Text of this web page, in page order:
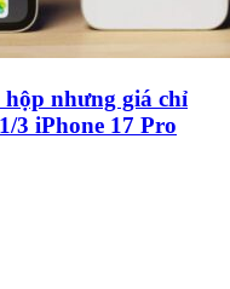
hộp nhưng giá chỉ
3 iPhone 17 Pro